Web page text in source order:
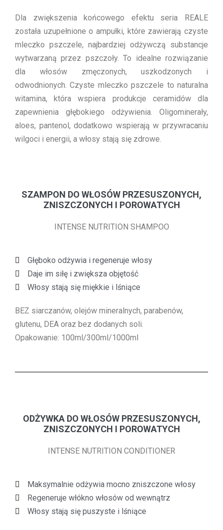
Dla zwiększenia końcowego efektu seria REALE
została uzupełnione o ampułki, które zawierają czyste
mleczko pszczele, najbardziej odżywczą substancje
wytwarzaną przez pszczoły. To idealne rozwiązanie
dla włosów zmęczonych, uszkodzonych i
odwodnionych. Czyste mleczko pszczele to naturalna
witamina, która wspiera produkcje ceramidów dla
zapewnienia głębokiego odżywienia. Oligominerały,
aloes, pantenol, dodatkowo wspierają w przywracaniu
wilgoci i energii, a włosy stają się zdrowe.
SZAMPON DO WŁOSÓW PRZESUSZONYCH,
ZNISZCZONYCH I POROWATYCH
INTENSE NUTRITION SHAMPOO
Głęboko odżywia i regeneruje włosy
Daje im siłę i zwiększa objętość
Włosy stają się miękkie i lśniące
BEZ siarczanów, olejów mineralnych, parabenów,
glutenu, DEA oraz bez dodanych soli.
Opakowanie: 100ml/300ml/1000ml
ODŻYWKA DO WŁOSÓW PRZESUSZONYCH,
ZNISZCZONYCH I POROWATYCH
INTENSE NUTRITION CONDITIONER
Maksymalnie odżywia mocno zniszczone włosy
Regeneruje włókno włosów od wewnątrz
Włosy stają się puszyste i lśniące